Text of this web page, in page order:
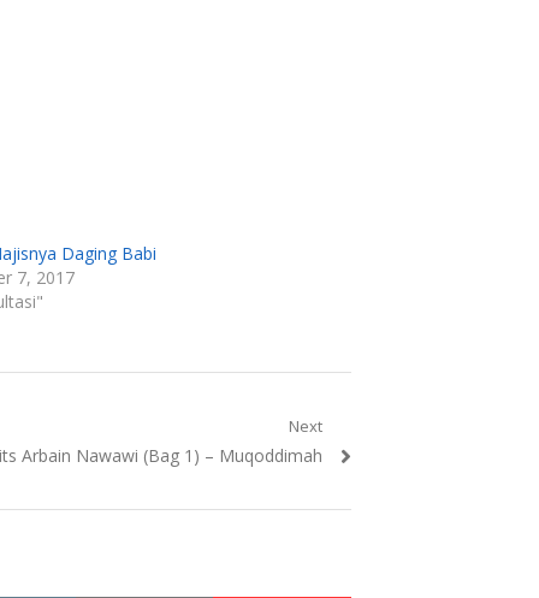
Daging Babi
7, 2017
Next
Arbain Nawawi (Bag 1) – Muqoddimah